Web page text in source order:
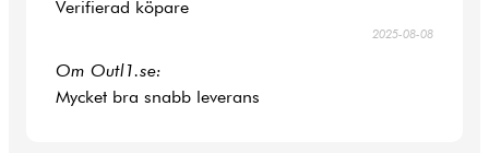
Verifierad köpare
2025-08-08
Om Outl1.se:
Mycket bra snabb leverans